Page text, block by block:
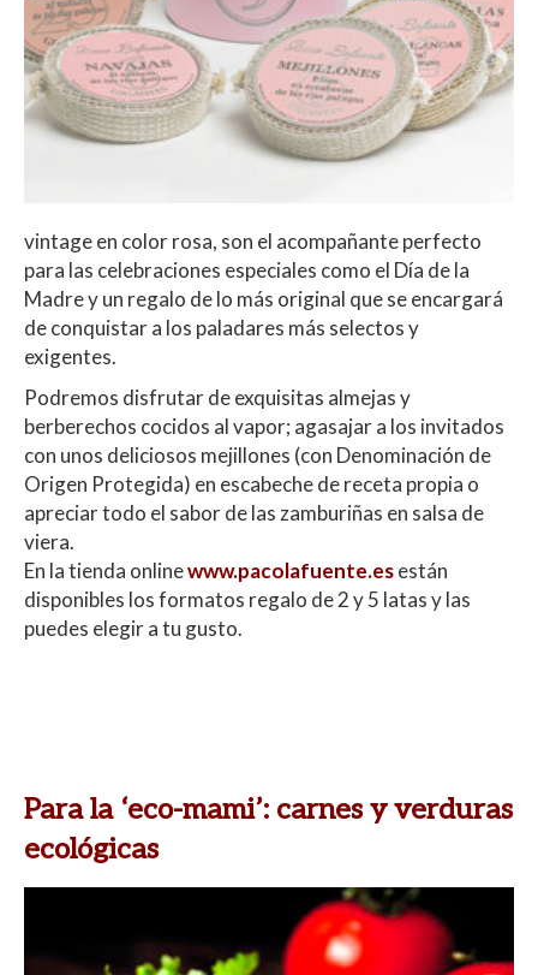
vintage en color rosa, son el acompañante perfecto
para las celebraciones especiales como el Día de la
Madre y un regalo de lo más original que se encargará
de conquistar a los paladares más selectos y
exigentes.
Podremos disfrutar de exquisitas almejas y
berberechos cocidos al vapor; agasajar a los invitados
con unos deliciosos mejillones (con Denominación de
Origen Protegida) en escabeche de receta propia o
apreciar todo el sabor de las zamburiñas en salsa de
viera.
En la tienda onlinewww.pacolafuente.esestán
disponibles los formatos regalo de 2 y 5 latas y las
puedes elegir a tu gusto.
Para la ‘eco-mami’: carnes y verduras
ecológicas